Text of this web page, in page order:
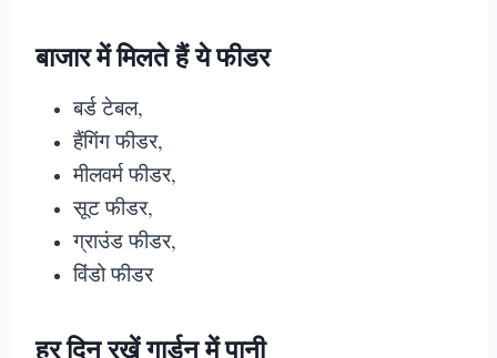
बाजार में मिलते हैं ये फीडर
बर्ड टेबल,
हैंगिंग फीडर,
मीलवर्म फीडर,
सूट फीडर,
ग्राउंड फीडर,
विंडो फीडर
हर दिन रखें गार्डन में पानी